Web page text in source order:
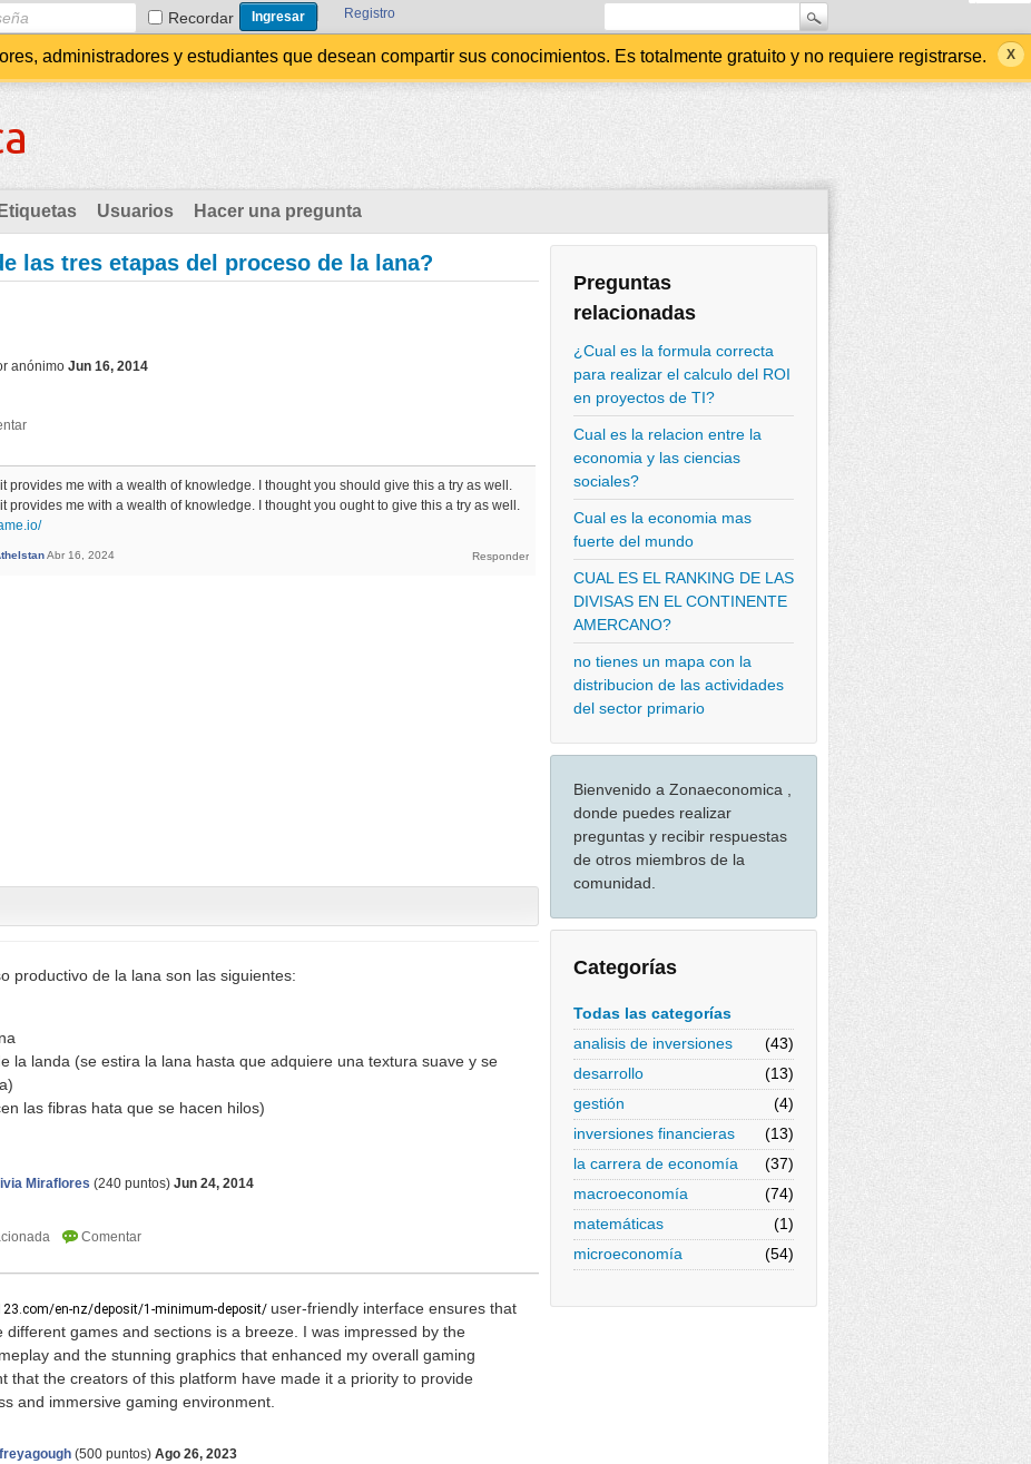
Recordar Registro
administradores y estudiantes que desean compartir sus conocimientos. Es totalmente gratuito y no requiere registrarse.
Etiquetas Usuarios Hacer una pregunta
Preguntas
relacionadas
¿Cual es la formula correcta
para realizar el calculo del ROI
en proyectos de TI?
Cual es la relacion entre la
economia y las ciencias
sociales?
Cual es la economia mas
fuerte del mundo
CUAL ES EL RANKING DE LAS
DIVISAS EN EL CONTINENTE
AMERCANO?
no tienes un mapa con la
distribucion de las actividades
del sector primario
Bienvenido a Zonaeconomica ,
donde puedes realizar
preguntas y recibir respuestas
de otros miembros de la
comunidad.
Categorías
Todas las categorías
analisis de inversiones
(43)
desarrollo
(13)
gestión
(4)
inversiones financieras
(13)
la carrera de economía
(37)
macroeconomía
(74)
matemáticas
(1)
microeconomía
(54)
las tres etapas del proceso de la lana?
anónimo Jun 16, 2014
provides me with a wealth of knowledge. I thought you should give this a try as well.
provides me with a wealth of knowledge. I thought you ought to give this a try as well.
Abr 16, 2024
productivo de la lana son las siguientes:
la landa (se estira la lana hasta que adquiere una textura suave y se
las fibras hata que se hacen hilos)
Miraflores (240 puntos) Jun 24, 2014
en-nz/deposit/1-minimum-deposit/ user-friendly interface ensures that
different games and sections is a breeze. I was impressed by the
and the stunning graphics that enhanced my overall gaming
that the creators of this platform have made it a priority to provide
and immersive gaming environment.
freyagough (500 puntos) Ago 26, 2023